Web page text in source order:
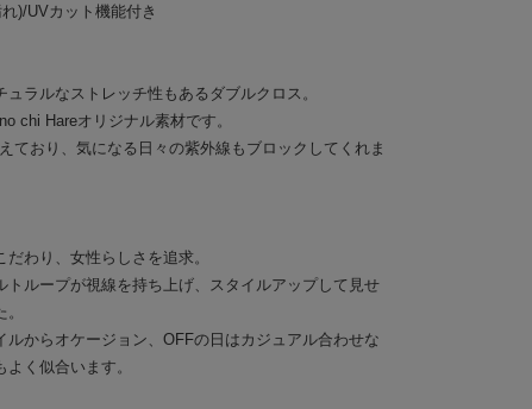
)/UVカット機能付き
ラルなストレッチ性もあるダブルクロス。
chi Hareオリジナル素材です。
ており、気になる日々の紫外線もブロックしてくれま
わり、女性らしさを追求。
トループが視線を持ち上げ、スタイルアップして見せ
ルからオケージョン、OFFの日はカジュアル合わせな
く似合います。